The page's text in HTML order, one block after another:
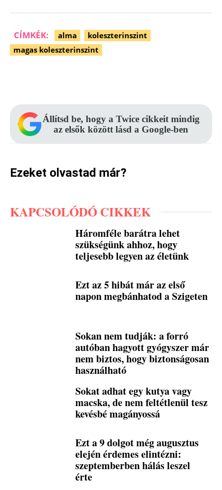
CÍMKÉK: alma
koleszterinszint
magas koleszterinszint
Állítsd be, hogy a Twice cikkeit mindig
az elsők között lásd a Google-ben
Ezeket olvastad már?
KAPCSOLÓDÓ CIKKEK
Háromféle barátra lehet
szükségünk ahhoz, hogy
teljesebb legyen az életünk
Ezt az 5 hibát már az első
napon megbánhatod a Szigeten
Sokan nem tudják: a forró
autóban hagyott gyógyszer már
nem biztos, hogy biztonságosan
használható
Sokat adhat egy kutya vagy
macska, de nem feltétlenül tesz
kevésbé magányossá
Ezt a 9 dolgot még augusztus
elején érdemes elintézni:
szeptemberben hálás leszel
érte